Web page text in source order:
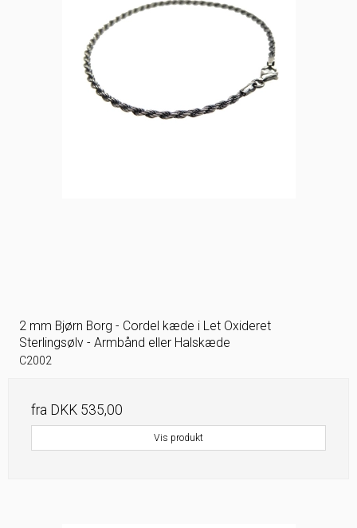
2 mm Bjørn Borg - Cordel kæde i Let Oxideret
Sterlingsølv - Armbånd eller Halskæde
C2002
fra DKK 535,00
Vis produkt